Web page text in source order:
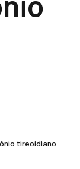
tireoidiano